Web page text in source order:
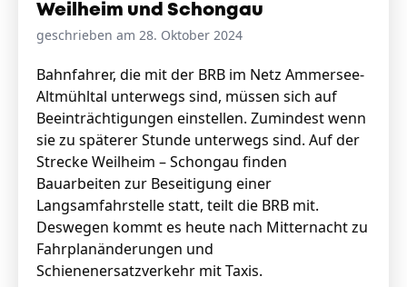
Stellenangebote
Das geheime Geräusch
Wandern
Fotobox
Amphibienschutz
Team
Service
Nachgehört
Handwerker
Weilheim und Schongau
geschrieben am 28. Oktober 2024
Bahnfahrer, die mit der BRB im Netz Ammersee-
Altmühltal unterwegs sind, müssen sich auf
Beeinträchtigungen einstellen. Zumindest wenn
sie zu späterer Stunde unterwegs sind. Auf der
Strecke Weilheim – Schongau finden
Bauarbeiten zur Beseitigung einer
Langsamfahrstelle statt, teilt die BRB mit.
Deswegen kommt es heute nach Mitternacht zu
Fahrplanänderungen und
Schienenersatzverkehr mit Taxis.